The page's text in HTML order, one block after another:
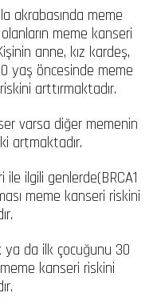
akrabasında meme
meme kanseri
anne, kız kardeş,
yaş öncesinde meme
arttırmaktadır.
varsa diğer memenin
artmaktadır.
ile ilgili genlerde(BRCA1
meme kanseri riskini
ya da ilk çocuğunu 30
kanseri riskini